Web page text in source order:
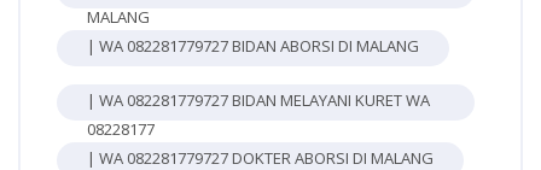
MALANG
| WA 082281779727 BIDAN ABORSI DI MALANG
| WA 082281779727 BIDAN MELAYANI KURET WA
08228177
| WA 082281779727 DOKTER ABORSI DI MALANG